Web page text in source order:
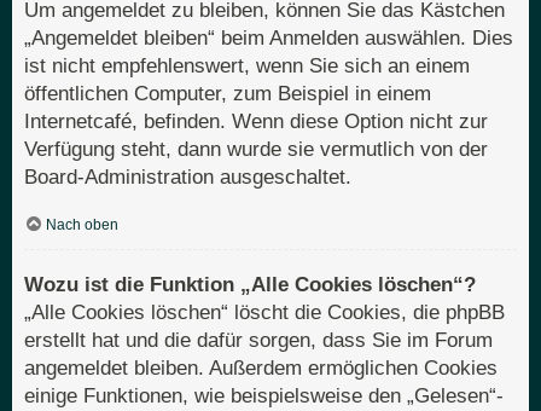
Um angemeldet zu bleiben, können Sie das Kästchen
„Angemeldet bleiben“ beim Anmelden auswählen. Dies
ist nicht empfehlenswert, wenn Sie sich an einem
öffentlichen Computer, zum Beispiel in einem
Internetcafé, befinden. Wenn diese Option nicht zur
Verfügung steht, dann wurde sie vermutlich von der
Board-Administration ausgeschaltet.
Nach oben
Wozu ist die Funktion „Alle Cookies löschen“?
„Alle Cookies löschen“ löscht die Cookies, die phpBB
erstellt hat und die dafür sorgen, dass Sie im Forum
angemeldet bleiben. Außerdem ermöglichen Cookies
einige Funktionen, wie beispielsweise den „Gelesen“-